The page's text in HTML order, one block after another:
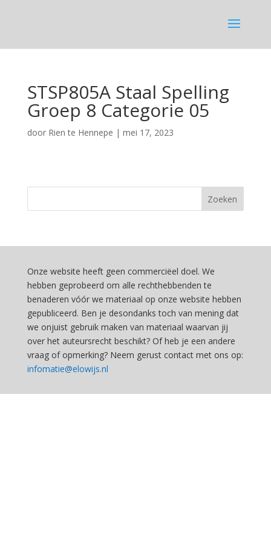
STSP805A Staal Spelling
Groep 8 Categorie 05
door Rien te Hennepe | mei 17, 2023
Onze website heeft geen commerciëel doel. We
hebben geprobeerd om alle rechthebbenden te
benaderen vóór we materiaal op onze website hebben
gepubliceerd. Ben je desondanks toch van mening dat
we onjuist gebruik maken van materiaal waarvan jij
over het auteursrecht beschikt? Of heb je een andere
vraag of opmerking? Neem gerust contact met ons op:
infomatie@elowijs.nl